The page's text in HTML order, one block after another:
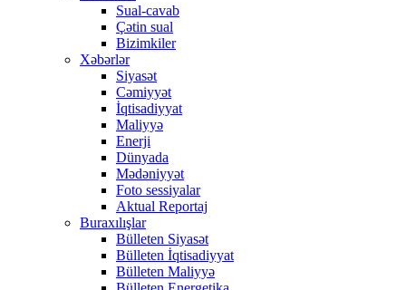
Sual-cavab
Çətin sual
Bizimkiler
Xəbərlər
Siyasət
Cəmiyyət
İqtisadiyyat
Maliyyə
Enerji
Dünyada
Mədəniyyət
Foto sessiyalar
Aktual Reportaj
Buraxılışlar
Bülleten Siyasət
Bülleten İqtisadiyyat
Bülleten Maliyyə